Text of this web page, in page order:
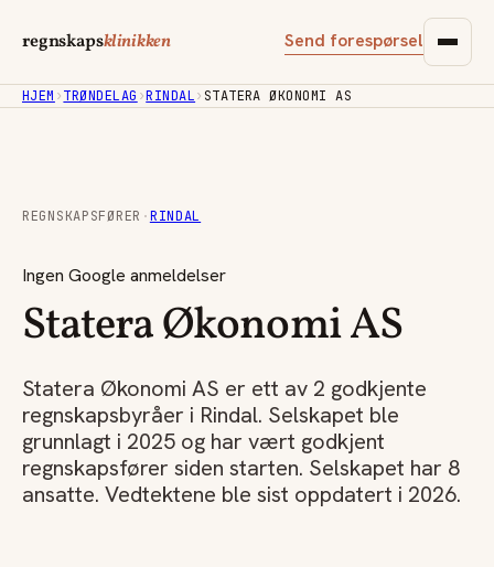
regnskapsklinikken Send forespørsel
HJEM ›TRØNDELAG ›RINDAL› STATERA ØKONOMI AS
REGNSKAPSFØRER ·RINDAL
Ingen Google anmeldelser
Statera Økonomi AS
Statera Økonomi AS er ett av 2 godkjente
regnskapsbyråer i Rindal. Selskapet ble
grunnlagt i 2025 og har vært godkjent
regnskapsfører siden starten. Selskapet har 8
ansatte. Vedtektene ble sist oppdatert i 2026.